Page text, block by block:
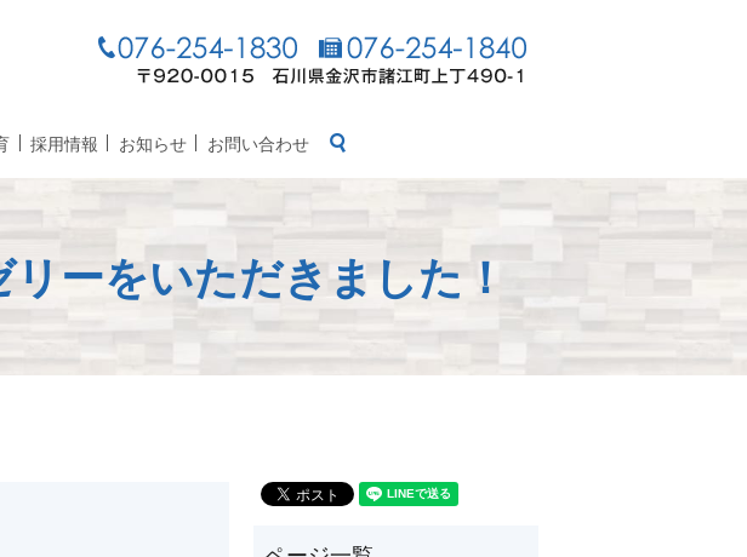
採用情報 お知らせ お問い合わせ
リーをいただきました！